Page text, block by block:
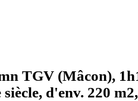
TGV (Mâcon),
d'env. 220